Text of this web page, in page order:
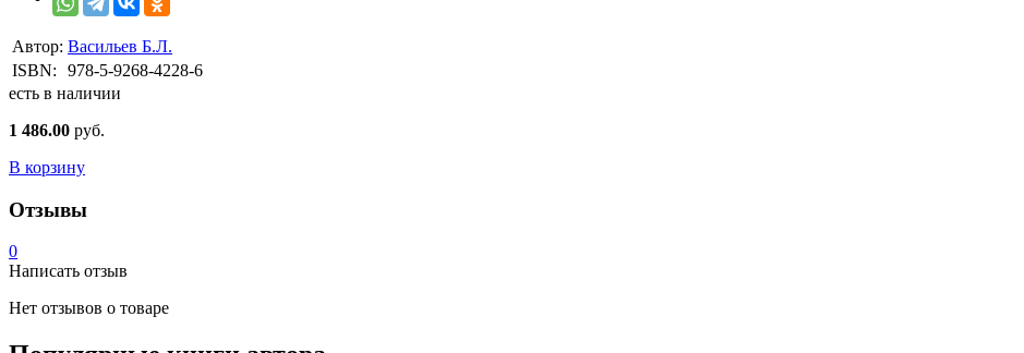
Автор: Васильев Б.Л.
ISBN:
978-5-9268-4228-6
есть в наличии
1 486.00 руб.
В корзину
Отзывы
0
Написать отзыв
Нет отзывов о товаре